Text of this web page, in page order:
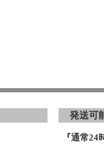
発送可
『通常24